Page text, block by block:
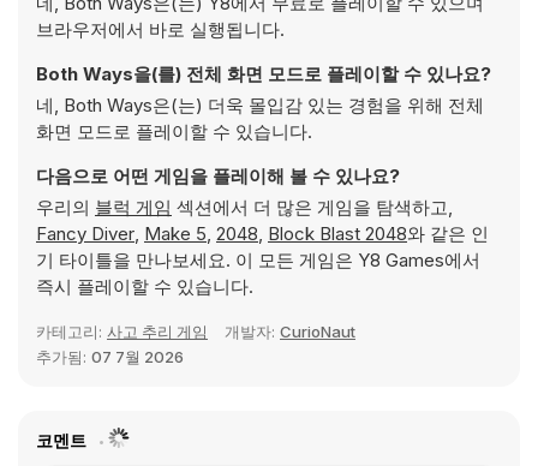
브라우저에서 바로 실행됩니다.
Both Ways을(를) 전체 화면 모드로 플레이할 수 있나요?
네, Both Ways은(는) 더욱 몰입감 있는 경험을 위해 전체
화면 모드로 플레이할 수 있습니다.
다음으로 어떤 게임을 플레이해 볼 수 있나요?
우리의 블럭 게임 섹션에서 더 많은 게임을 탐색하고,
Fancy Diver, Make 5, 2048, Block Blast 2048와 같은 인
기 타이틀을 만나보세요. 이 모든 게임은 Y8 Games에서
즉시 플레이할 수 있습니다.
카테고리: 사고 추리 게임 개발자: CurioNaut
추가됨: 07 7월 2026
코멘트